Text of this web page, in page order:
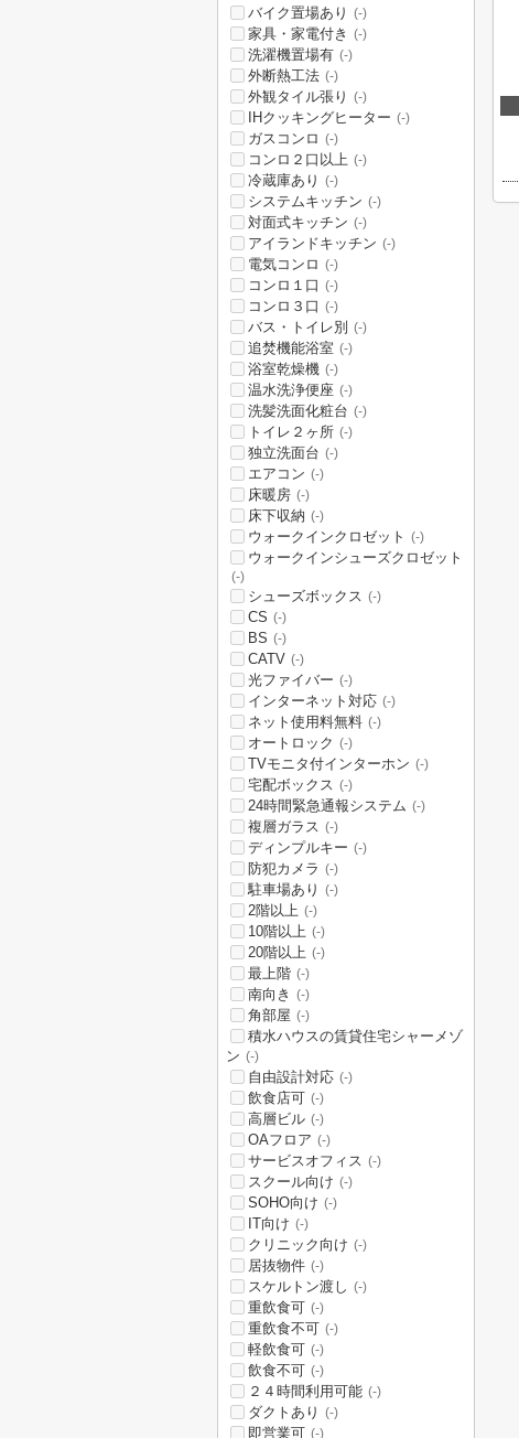
バイク置場あり (-)
家具・家電付き (-)
洗濯機置場有 (-)
外断熱工法 (-)
外観タイル張り (-)
IHクッキングヒーター (-)
ガスコンロ (-)
コンロ２口以上 (-)
冷蔵庫あり (-)
システムキッチン (-)
対面式キッチン (-)
アイランドキッチン (-)
電気コンロ (-)
コンロ１口 (-)
コンロ３口 (-)
バス・トイレ別 (-)
追焚機能浴室 (-)
浴室乾燥機 (-)
温水洗浄便座 (-)
洗髪洗面化粧台 (-)
トイレ２ヶ所 (-)
独立洗面台 (-)
エアコン (-)
床暖房 (-)
床下収納 (-)
ウォークインクロゼット (-)
ウォークインシューズクロゼット
(-)
シューズボックス (-)
CS (-)
BS (-)
CATV (-)
光ファイバー (-)
インターネット対応 (-)
ネット使用料無料 (-)
オートロック (-)
TVモニタ付インターホン (-)
宅配ボックス (-)
24時間緊急通報システム (-)
複層ガラス (-)
ディンプルキー (-)
防犯カメラ (-)
駐車場あり (-)
2階以上 (-)
10階以上 (-)
20階以上 (-)
最上階 (-)
南向き (-)
角部屋 (-)
積水ハウスの賃貸住宅シャーメゾ
ン (-)
自由設計対応 (-)
飲食店可 (-)
高層ビル (-)
OAフロア (-)
サービスオフィス (-)
スクール向け (-)
SOHO向け (-)
IT向け (-)
クリニック向け (-)
居抜物件 (-)
スケルトン渡し (-)
重飲食可 (-)
重飲食不可 (-)
軽飲食可 (-)
飲食不可 (-)
２４時間利用可能 (-)
ダクトあり (-)
即営業可 (-)